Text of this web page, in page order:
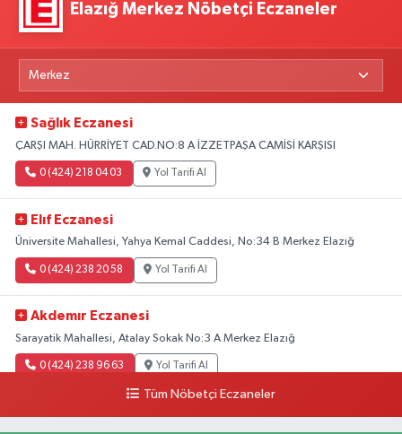
Elazığ Merkez Nöbetçi Eczaneler
Sağlık Eczanesi
ÇARŞI MAH. HÜRRİYET CAD.NO:8 A İZZETPAŞA CAMİSİ KARŞISI
0 (424) 218 04 03 Yol Tarifi Al
Elıf Eczanesi
Üniversite Mahallesi, Yahya Kemal Caddesi, No:34 B Merkez Elazığ
0 (424) 238 20 58 Yol Tarifi Al
Akdemır Eczanesi
Sarayatik Mahallesi, Atalay Sokak No:3 A Merkez Elazığ
0 (424) 238 96 63 Yol Tarifi Al
Tüm Nöbetçi Eczaneler